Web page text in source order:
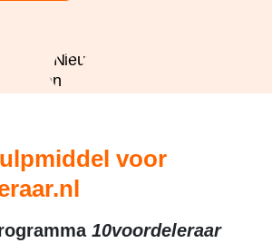
voor
10voordeleraar